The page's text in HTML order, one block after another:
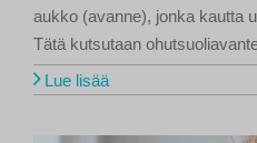
aukko (avanne), jonka kautta
Tätä kutsutaan
Lue lisää